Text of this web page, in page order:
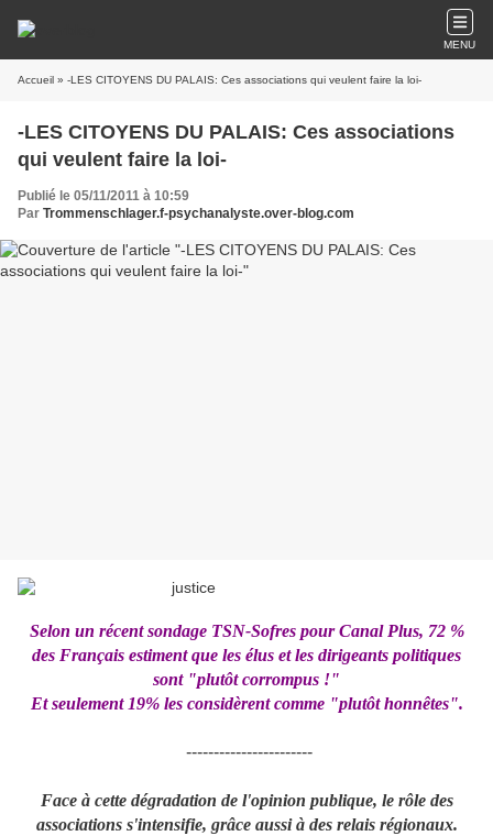
MENU
Accueil » -LES CITOYENS DU PALAIS: Ces associations qui veulent faire la loi-
-LES CITOYENS DU PALAIS: Ces associations
qui veulent faire la loi-
Publié le 05/11/2011 à 10:59
Par Trommenschlager.f-psychanalyste.over-blog.com
Selon un récent sondage TSN-Sofres pour Canal Plus, 72 %
des Français estiment que les élus et les dirigeants politiques
sont "plutôt corrompus !"
Et seulement 19% les considèrent comme "plutôt honnêtes".
-----------------------
Face à cette dégradation de l'opinion publique, le rôle des
associations s'intensifie, grâce aussi à des relais régionaux.